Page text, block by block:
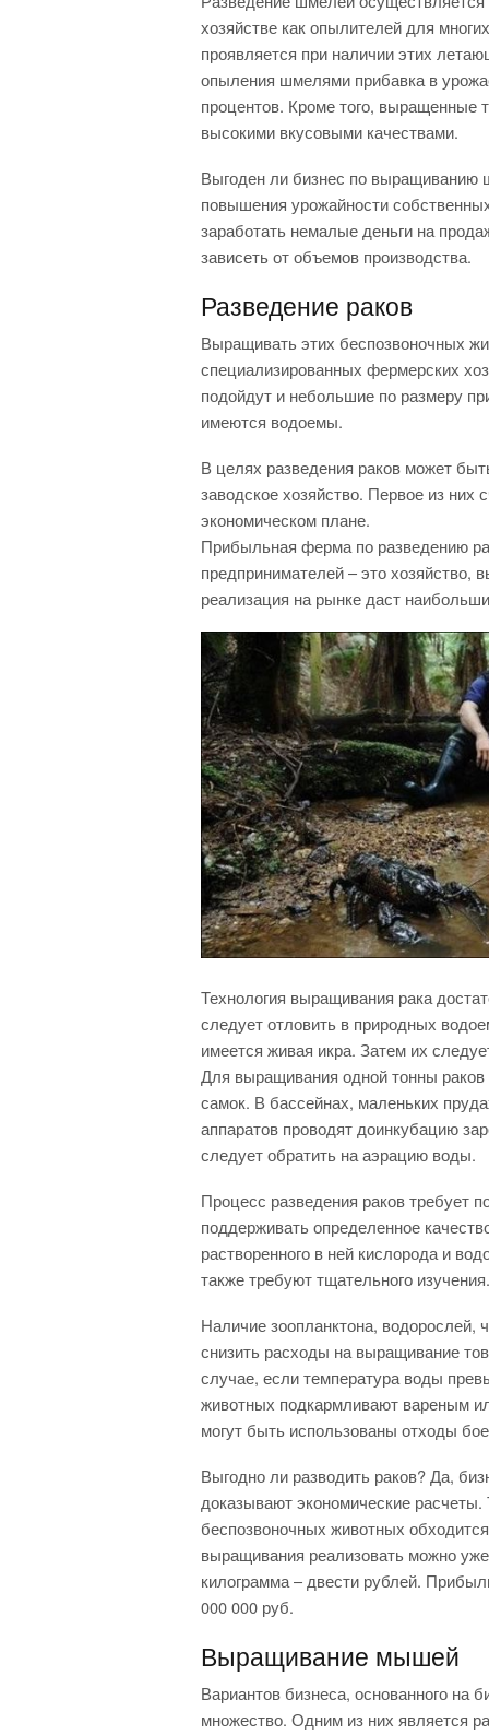
хозяйстве как опылителей для
проявляется при наличии этих
опыления шмелями прибавка в
процентов. Кроме того,
высокими вкусовыми качествами.
Выгоден ли бизнес по
повышения урожайности
заработать немалые деньги на
зависеть от объемов производства.
Разведение раков
Выращивать этих беспозвоночных
специализированных фермерских
подойдут и небольшие по размеру
имеются водоемы.
В целях разведения раков может
заводское хозяйство. Первое из них
экономическом плане.
Прибыльная ферма по разведению
предпринимателей – это хозяйство,
реализация на рынке даст
Технология выращивания рака
следует отловить в природных
имеется живая икра. Затем их
Для выращивания одной тонны раков
самок. В бассейнах, маленьких
аппаратов проводят доинкубацию
следует обратить на аэрацию воды.
Процесс разведения раков требует
поддерживать определенное
растворенного в ней кислорода и
также требуют тщательного изучения.
Наличие зоопланктона, водорослей,
снизить расходы на выращивание
случае, если температура воды
животных подкармливают вареным
могут быть использованы отходы
Выгодно ли разводить раков? Да,
доказывают экономические расчеты.
беспозвоночных животных
выращивания реализовать можно
килограмма – двести рублей.
000 000 руб.
Выращивание мышей
Вариантов бизнеса, основанного на
множество. Одним из них является